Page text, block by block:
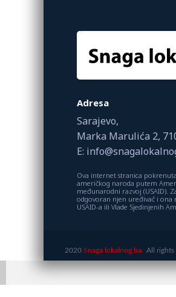
Adresa
Sarajevo,
Marka Marulića 2,
E:
Ova internet stranica
američkog naroda putem
međunarodni razvoj (USAID).
odgovoran njen uređivač i ona
USAID-a ili Vlade Sjedinjenih
2020 Snaga lokalnog.ba. All rights